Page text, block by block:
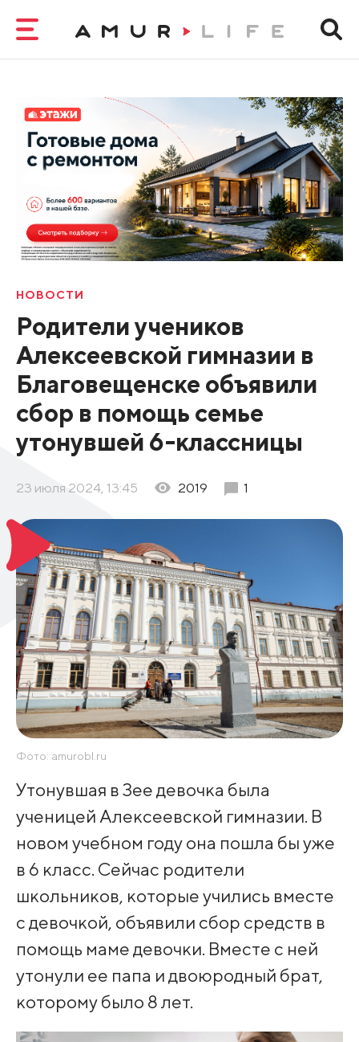
НОВОСТИ
Родители учеников
Алексеевской гимназии в
Благовещенске объявили
сбор в помощь семье
утонувшей 6-классницы
23 июля 2024, 13:45 2019 1
Фото: amurobl.ru
Утонувшая в Зее девочка была
ученицей Алексеевской гимназии. В
новом учебном году она пошла бы уже
в 6 класс. Сейчас родители
школьников, которые учились вместе
с девочкой, объявили сбор средств в
помощь маме девочки. Вместе с ней
утонули ее папа и двоюродный брат,
которому было 8 лет.